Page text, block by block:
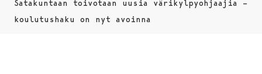
Satakuntaan toivotaan uusia värikylpyohjaajia –
koulutushaku on nyt avoinna